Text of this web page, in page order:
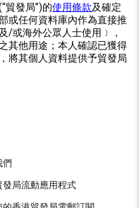
貿發局”)的使用條款及確定
或任何資料庫內作為直接推
/或海外公眾人士使用﹞，
其他用途；本人確認已獲得
將其個人資料提供予貿發局
們
發局流動應用程式